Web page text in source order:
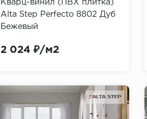
Кварц-винил (ПВХ плитка)
Alta Step Perfecto 8802 Дуб
Бежевый
2 024 ₽/м2